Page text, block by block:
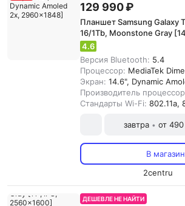
129 990 ₽
Планшет Samsung Galaxy
16/1Tb, Moonstone Gray
Amoled 2x, 2960x1848]
4.6
Версия Bluetooth: 5.4
Процессор: MediaTek
Экран: 14.6", Dynamic
Производитель
Стандарты Wi-Fi: 802.11a,
завтра • от
В магазин
2centru
ДЕШЕВЛЕ НЕ НАЙТИ